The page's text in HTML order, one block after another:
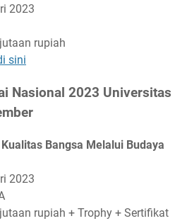
2023
rupiah
sini
Nasional 2023 Universitas
Bangsa Melalui Budaya
2023
rupiah + Trophy + Sertifikat